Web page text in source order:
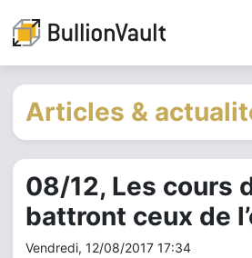
Articles &
08/12, Les cours
battront ceux de
Vendredi, 12/08/2017 17:34